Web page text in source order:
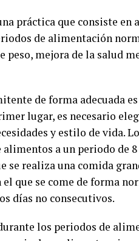
práctica que consiste en
de alimentación
peso, mejora de la salud
de forma adecuada
lugar, es necesario
y estilo de vida.
a un periodo de 8
se realiza una comida
el que se come de forma
días no consecutivos.
los periodos de